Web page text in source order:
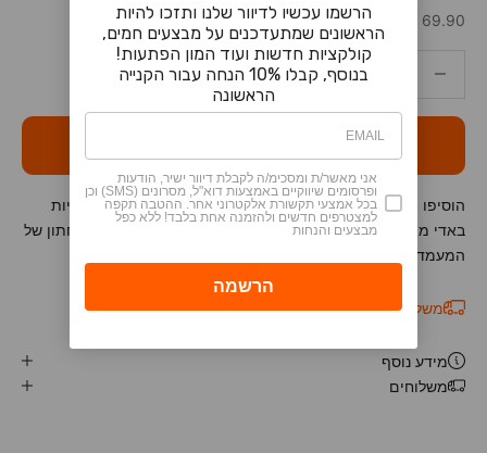
מחיר מבצע
69.90 ₪
הקטנת הכמות
הוסיפו הומור לשולחן שלכם עם מחזיק מפיות באדי. מחזיק מפיות
באדי מציג עיצוב מודרני וצעיר של המוצר המסורתי. החלק התחתון של
המעמד מרופד לצורך הגנה על המשטח עליו תבחרו למקמו.
משלוח חינם בקנייה מעל ₪349
מידע נוסף
משלוחים
הרשמו עכשיו לדיוור שלנו ותזכו להיות
הראשונים שמתעדכנים על מבצעים חמים,
קולקציות חדשות ועוד המון הפתעות!
בנוסף, קבלו 10% הנחה עבור הקנייה
הראשונה
אני מאשר/ת ומסכימ/ה לקבלת דיוור ישיר, הודעות
ופרסומים שיווקיים באמצעות דוא"ל, מסרונים (SMS) וכן
בכל אמצעי תקשורת אלקטרוני אחר. ההטבה תקפה
למצטרפים חדשים ולהזמנה אחת בלבד! ללא כפל
מבצעים והנחות